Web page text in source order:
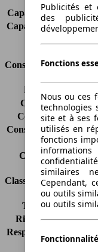
Capacité de
Capacité de
Consommation
Émissions de CO2*
Consommation
Consommation
Consommation
Classe
Capacité du
Classes d'assurance
Tous risques
-
Risques partiels
-
Responsabilité civile
HSN/TSN
Publicités et
des
Fonctions
Nous ou ces
technologies
site et à ses
utilisés en
fonctions
similaires
Cependant,
ou outils
ou outils